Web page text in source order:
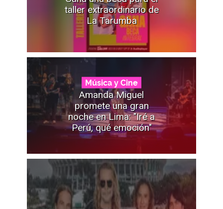
taller extraordinario de
La Tarumba
Música y Cine
Amanda Miguel
promete una gran
noche en Lima: "Iré a
Perú, qué emoción"